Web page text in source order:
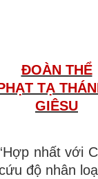
ĐOÀN THỂ
TẠ
GIÊSU
nhất với
độ nhân